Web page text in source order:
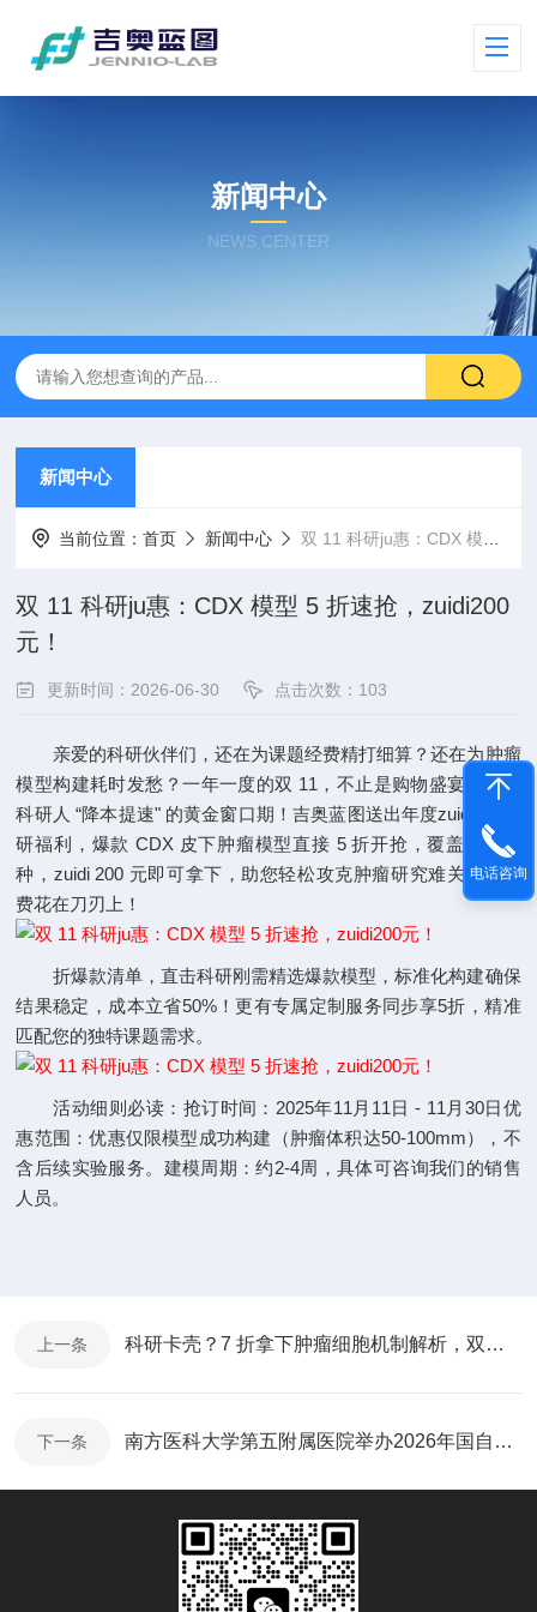
新闻中心
NEWS CENTER
新闻中心
当前位置：首页 新闻中心 双 11 科研ju惠：CDX 模型 5 折速抢，zuidi200元！
双 11 科研ju惠：CDX 模型 5 折速抢，zuidi200
元！
更新时间：2026-06-30 点击次数：103
亲爱的科研伙伴们，还在为课题经费精打细算？还在为肿瘤
模型构建耗时发愁？一年一度的双 11，不止是购物盛宴，更是
科研人 “降本提速" 的黄金窗口期！吉奥蓝图送出年度zuiqiang科
研福利，爆款 CDX 皮下肿瘤模型直接 5 折开抢，覆盖高发癌
种，zuidi 200 元即可拿下，助您轻松攻克肿瘤研究难关，让经
费花在刀刃上！
折爆款清单，直击科研刚需精选爆款模型，标准化构建确保
结果稳定，成本立省50%！更有专属定制服务同步享5折，精准
匹配您的独特课题需求。
活动细则必读：抢订时间：2025年11月11日 - 11月30日优
惠范围：优惠仅限模型成功构建（肿瘤体积达50-100mm），不
含后续实验服务。建模周期：约2-4周，具体可咨询我们的销售
人员。
上一条 科研卡壳？7 折拿下肿瘤细胞机制解析，双十二速抢
下一条 南方医科大学第五附属医院举办2026年国自然基金申报学术沙龙
电话咨询